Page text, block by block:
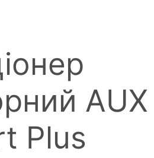
AUX
Plus